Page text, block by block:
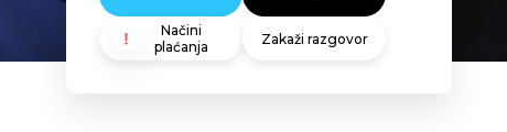
Načini
plaćanja
Zakaži razgovor